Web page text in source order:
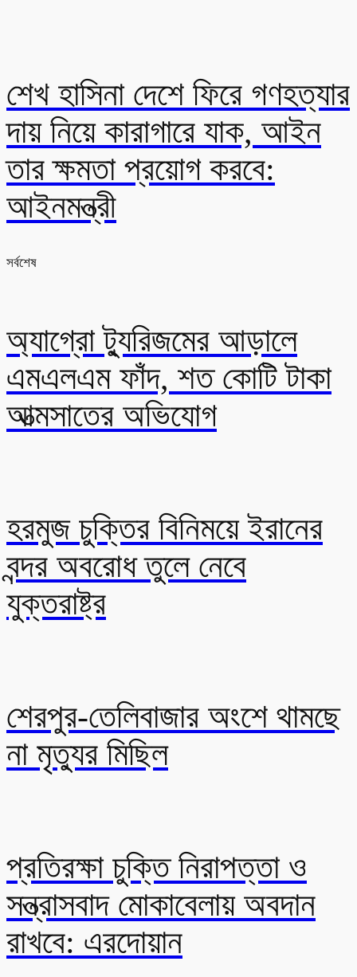
শেখ হাসিনা দেশে ফিরে গণহত্যার
দায় নিয়ে কারাগারে যাক, আইন
তার ক্ষমতা প্রয়োগ করবে:
আইনমন্ত্রী
সর্বশেষ
অ্যাগ্রো ট্যুরিজমের আড়ালে
এমএলএম ফাঁদ, শত কোটি টাকা
আত্মসাতের অভিযোগ
হরমুজ চুক্তির বিনিময়ে ইরানের
বন্দর অবরোধ তুলে নেবে
যুক্তরাষ্ট্র
শেরপুর-তেলিবাজার অংশে থামছে
না মৃত্যুর মিছিল
প্রতিরক্ষা চুক্তি নিরাপত্তা ও
সন্ত্রাসবাদ মোকাবেলায় অবদান
রাখবে: এরদোয়ান